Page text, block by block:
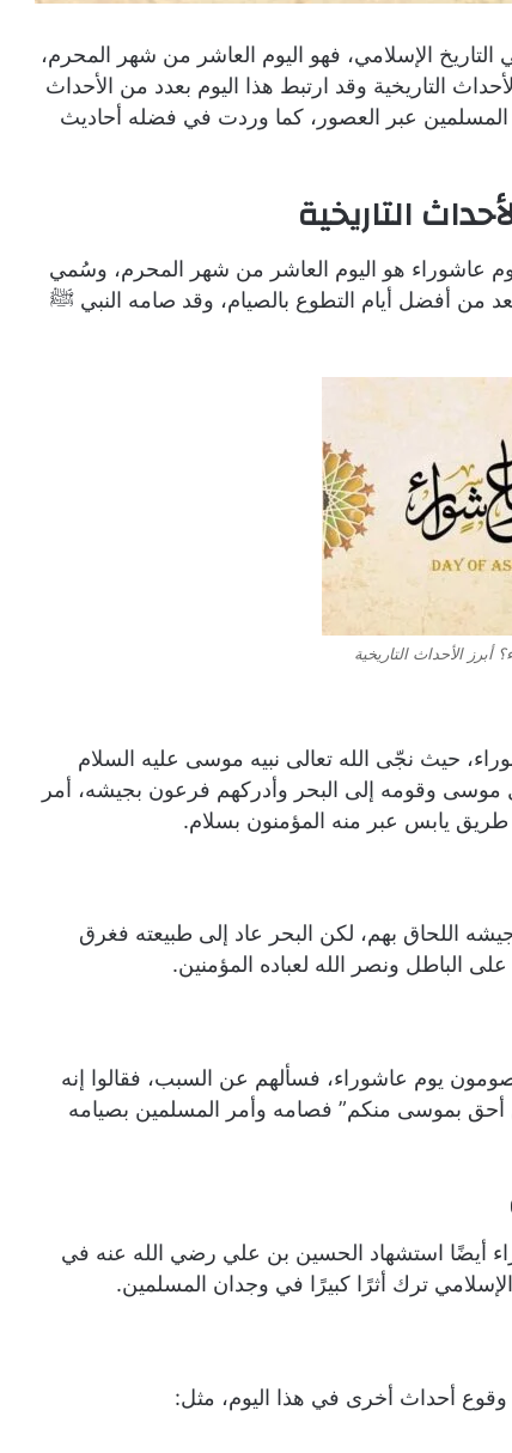
الإسلامي، فهو اليوم العاشر من شهر المحرم،
التاريخية وقد ارتبط هذا اليوم بعدد من الأحداث
المسلمين عبر العصور، كما وردت في فضله أحاديث
التاريخية
يوم عاشوراء هو اليوم العاشر من شهر المحرم، وسُمي
من أفضل أيام التطوع بالصيام، وقد صامه النبي ﷺ
الأحداث التاريخية
حيث نجّى الله تعالى نبيه موسى عليه السلام
وقومه إلى البحر وأدركهم فرعون بجيشه، أمر
يابس عبر منه المؤمنون بسلام.
اللحاق بهم، لكن البحر عاد إلى طبيعته فغرق
الباطل ونصر الله لعباده المؤمنين.
يوم عاشوراء، فسألهم عن السبب، فقالوا إنه
بموسى منكم” فصامه وأمر المسلمين بصيامه
أيضًا استشهاد الحسين بن علي رضي الله عنه في
وقوع أحداث أخرى في هذا اليوم، مثل: